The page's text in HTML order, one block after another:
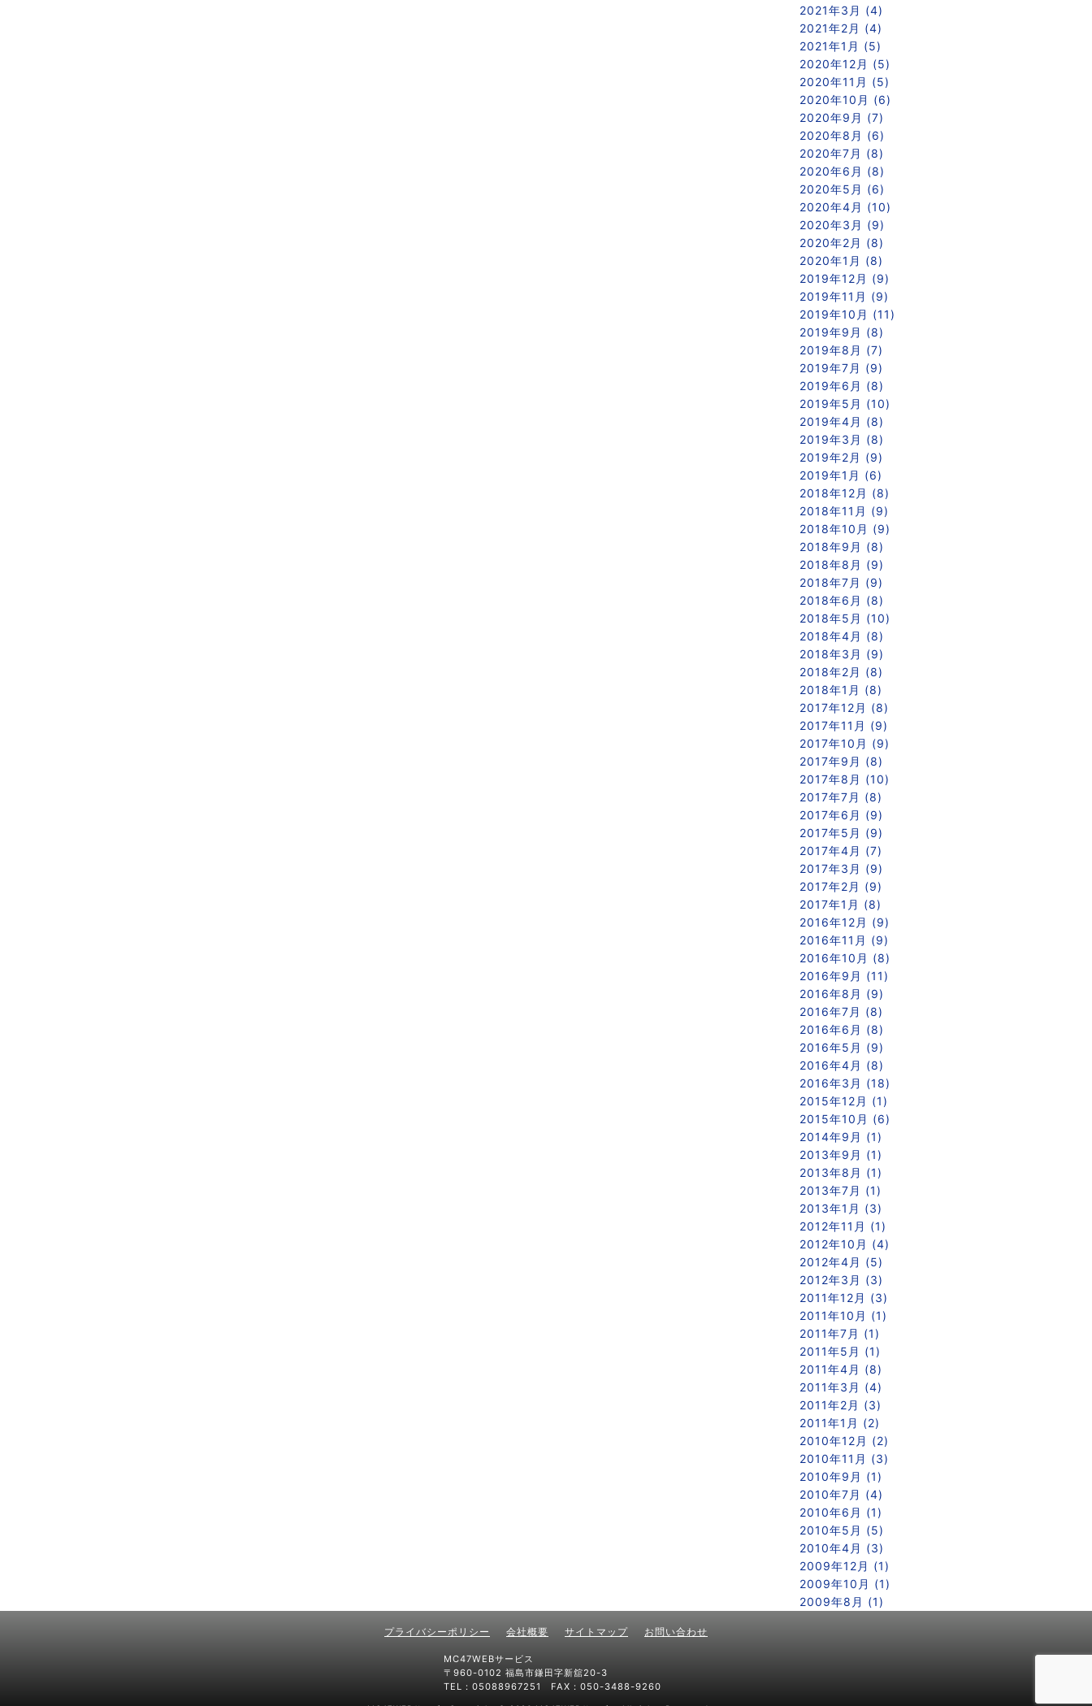
2021年3月 (4)
2021年2月 (4)
2021年1月 (5)
2020年12月 (5)
2020年11月 (5)
2020年10月 (6)
2020年9月 (7)
2020年8月 (6)
2020年7月 (8)
2020年6月 (8)
2020年5月 (6)
2020年4月 (10)
2020年3月 (9)
2020年2月 (8)
2020年1月 (8)
2019年12月 (9)
2019年11月 (9)
2019年10月 (11)
2019年9月 (8)
2019年8月 (7)
2019年7月 (9)
2019年6月 (8)
2019年5月 (10)
2019年4月 (8)
2019年3月 (8)
2019年2月 (9)
2019年1月 (6)
2018年12月 (8)
2018年11月 (9)
2018年10月 (9)
2018年9月 (8)
2018年8月 (9)
2018年7月 (9)
2018年6月 (8)
2018年5月 (10)
2018年4月 (8)
2018年3月 (9)
2018年2月 (8)
2018年1月 (8)
2017年12月 (8)
2017年11月 (9)
2017年10月 (9)
2017年9月 (8)
2017年8月 (10)
2017年7月 (8)
2017年6月 (9)
2017年5月 (9)
2017年4月 (7)
2017年3月 (9)
2017年2月 (9)
2017年1月 (8)
2016年12月 (9)
2016年11月 (9)
2016年10月 (8)
2016年9月 (11)
2016年8月 (9)
2016年7月 (8)
2016年6月 (8)
2016年5月 (9)
2016年4月 (8)
2016年3月 (18)
2015年12月 (1)
2015年10月 (6)
2014年9月 (1)
2013年9月 (1)
2013年8月 (1)
2013年7月 (1)
2013年1月 (3)
2012年11月 (1)
2012年10月 (4)
2012年4月 (5)
2012年3月 (3)
2011年12月 (3)
2011年10月 (1)
2011年7月 (1)
2011年5月 (1)
2011年4月 (8)
2011年3月 (4)
2011年2月 (3)
2011年1月 (2)
2010年12月 (2)
2010年11月 (3)
2010年9月 (1)
2010年7月 (4)
2010年6月 (1)
2010年5月 (5)
2010年4月 (3)
2009年12月 (1)
2009年10月 (1)
2009年8月 (1)
プライバシーポリシー 会社概要 サイトマップ お問い合わせ
MC47WEBサービス
〒960-0102 福島市鎌田字新舘20-3
TEL：05088967251 FAX：050-3488-9260